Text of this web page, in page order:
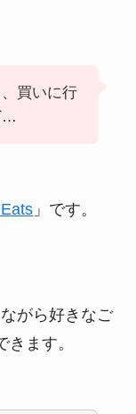
買いに行
…
」です。
がら好きなご
ます。